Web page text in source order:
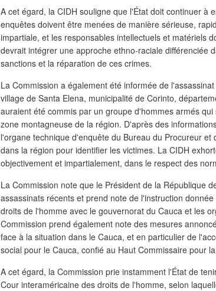
A cet égard, la CIDH souligne que l'État doit continuer à
enquêtes doivent être menées de manière sérieuse,
impartiale, et les responsables intellectuels et matériels
devrait intégrer une approche ethno-raciale différenciée
sanctions et la réparation de ces crimes.
La Commission a également été informée de
village de Santa Elena, municipalité de Corinto,
auraient été commis par un groupe d'hommes armés
zone montagneuse de la région. D'après des
l'organe technique d'enquête du Bureau du Procureur
dans la région pour identifier les victimes. La CIDH
objectivement et impartialement, dans le respect des
La Commission note que le Président de la République
assassinats récents et prend note de l'instruction
droits de l'homme avec le gouvernorat du Cauca et les
Commission prend également note des mesures
face à la situation dans le Cauca, et en particulier de
social pour le Cauca, confié au Haut Commissaire pour
A cet égard, la Commission prie instamment l'État de
Cour interaméricaine des droits de l'homme, selon